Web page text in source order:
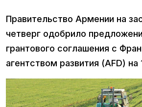
Правительство Армении на
четверг одобрило
грантового соглашения с
агентством развития (AFD) на